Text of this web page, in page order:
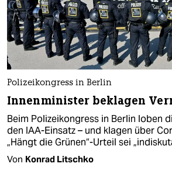
Polizeikongress in Berlin
Innenminister beklagen
Beim Polizeikongress in Berlin loben
den IAA-Einsatz – und klagen über
„Hängt die Grünen“-Urteil sei
Von Konrad Litschko